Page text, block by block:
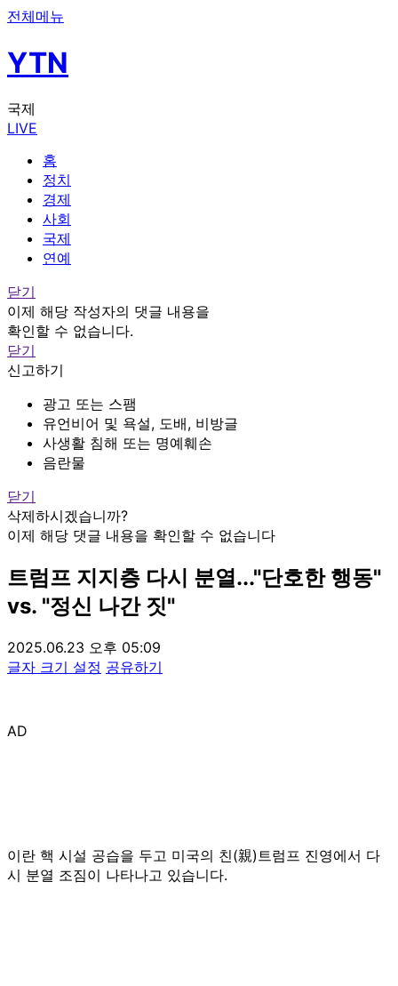
전체메뉴
YTN
국제
LIVE
홈
정치
경제
사회
국제
연예
닫기
이제 해당 작성자의 댓글 내용을
확인할 수 없습니다.
닫기
신고하기
광고 또는 스팸
유언비어 및 욕설, 도배, 비방글
사생활 침해 또는 명예훼손
음란물
닫기
삭제하시겠습니까?
이제 해당 댓글 내용을 확인할 수 없습니다
트럼프 지지층 다시 분열..."단호한 행동"
vs. "정신 나간 짓"
2025.06.23 오후 05:09
글자 크기 설정 공유하기
AD
이란 핵 시설 공습을 두고 미국의 친(親)트럼프 진영에서 다
시 분열 조짐이 나타나고 있습니다.